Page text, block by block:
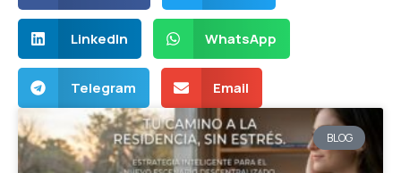
LinkedIn WhatsApp
Telegram Email
BLOG